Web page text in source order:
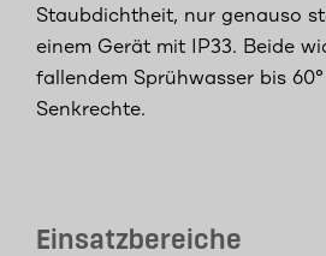
Staubdichtheit, nur genauso
einem Gerät mit IP33. Beide
fallendem Sprühwasser bis
Senkrechte.
Einsatzbereiche